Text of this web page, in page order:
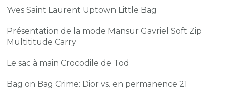
Yves Saint Laurent Uptown Little Bag
Présentation de la mode Mansur Gavriel Soft Zip
Multititude Carry
Le sac à main Crocodile de Tod
Bag on Bag Crime: Dior vs. en permanence 21